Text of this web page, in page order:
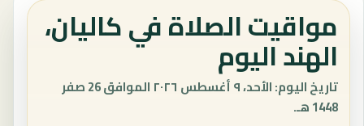
مواقيت الصلاة في كاليان،
الهند اليوم
تاريخ اليوم: الأحد، ٩ أغسطس ٢٠٢٦ الموافق 26 صفر
1448 هـ.